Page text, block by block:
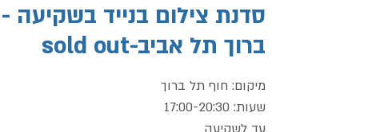
סדנת צילום בנייד בשקיעה
ברוך תל אביב-sold out